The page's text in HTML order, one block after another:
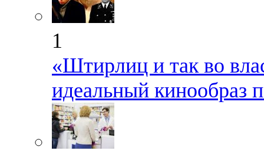
1
«Штирлиц и так во
идеальный кинообраз